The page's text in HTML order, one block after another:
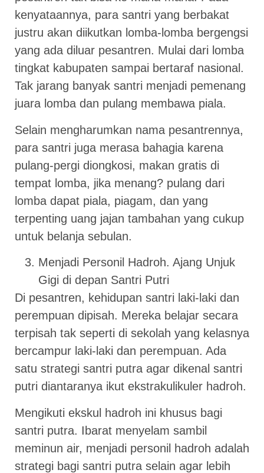
kenyataannya, para santri yang berbakat
justru akan diikutkan lomba-lomba bergengsi
yang ada diluar pesantren. Mulai dari lomba
tingkat kabupaten sampai bertaraf nasional.
Tak jarang banyak santri menjadi pemenang
juara lomba dan pulang membawa piala.
Selain mengharumkan nama pesantrennya,
para santri juga merasa bahagia karena
pulang-pergi diongkosi, makan gratis di
tempat lomba, jika menang? pulang dari
lomba dapat piala, piagam, dan yang
terpenting uang jajan tambahan yang cukup
untuk belanja sebulan.
Menjadi Personil Hadroh. Ajang Unjuk
Gigi di depan Santri Putri
Di pesantren, kehidupan santri laki-laki dan
perempuan dipisah. Mereka belajar secara
terpisah tak seperti di sekolah yang kelasnya
bercampur laki-laki dan perempuan. Ada
satu strategi santri putra agar dikenal santri
putri diantaranya ikut ekstrakulikuler hadroh.
Mengikuti ekskul hadroh ini khusus bagi
santri putra. Ibarat menyelam sambil
meminun air, menjadi personil hadroh adalah
strategi bagi santri putra selain agar lebih